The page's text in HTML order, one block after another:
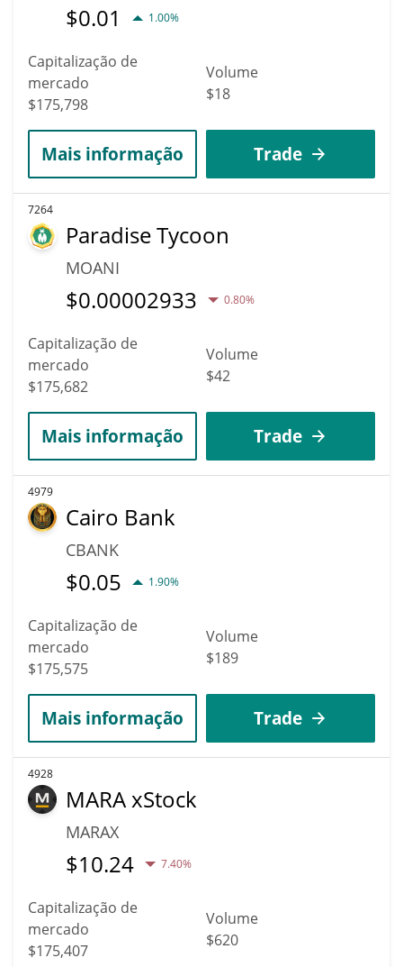
$0.01 1.00%
Capitalização de
mercado
$175,798
Volume
$18
Mais informação Trade
7264
Paradise Tycoon
MOANI
$0.00002933 0.80%
Capitalização de
mercado
$175,682
Volume
$42
Mais informação Trade
4979
Cairo Bank
CBANK
$0.05 1.90%
Capitalização de
mercado
$175,575
Volume
$189
Mais informação Trade
4928
MARA xStock
MARAX
$10.24 7.40%
Capitalização de
mercado
$175,407
Volume
$620